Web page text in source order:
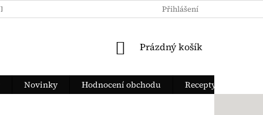
OCHRANY OSOBNÍCH ÚDAJŮ JAK ZAPLATIT
Přihlášení
NÁKUPNÍ KOŠÍK
Prázdný košík
Novinky Hodnocení obchodu Recepty